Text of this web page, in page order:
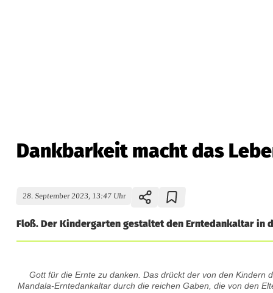
Dankbarkeit macht das
28. September 2023, 13:47 Uhr
Floß. Der Kindergarten gestaltet den Erntedankaltar in
a
Gott für die Ernte zu danken. Das drückt der von den Kindern
Mandala-Erntedankaltar durch die reichen Gaben, die von den